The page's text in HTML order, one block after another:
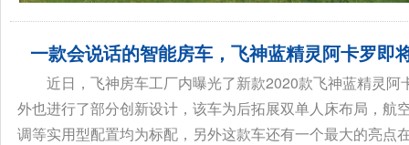
一款会说话的智能房车，飞神蓝精灵阿卡罗即
近日，飞神房车工厂内曝光了新款2020款飞神蓝精灵
外也进行了部分创新设计，该车为后拓展双单人床布局，
调等实用型配置均为标配，另外这款车还有一个最大的亮点